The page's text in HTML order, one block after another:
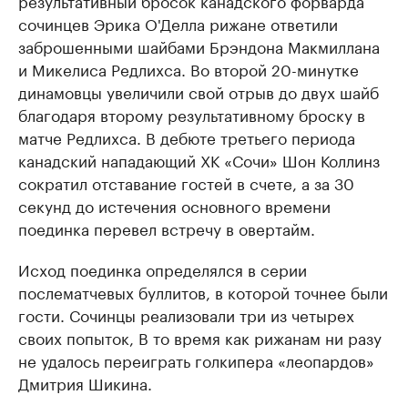
сочинцев Эрика О'Делла рижане ответили
заброшенными шайбами Брэндона Макмиллана
и Микелиса Редлихса. Во второй 20-минутке
динамовцы увеличили свой отрыв до двух шайб
благодаря второму результативному броску в
матче Редлихса. В дебюте третьего периода
канадский нападающий ХК «Сочи» Шон Коллинз
сократил отставание гостей в счете, а за 30
секунд до истечения основного времени
поединка перевел встречу в овертайм.
Исход поединка определялся в серии
послематчевых буллитов, в которой точнее были
гости. Сочинцы реализовали три из четырех
своих попыток, В то время как рижанам ни разу
не удалось переиграть голкипера «леопардов»
Дмитрия Шикина.